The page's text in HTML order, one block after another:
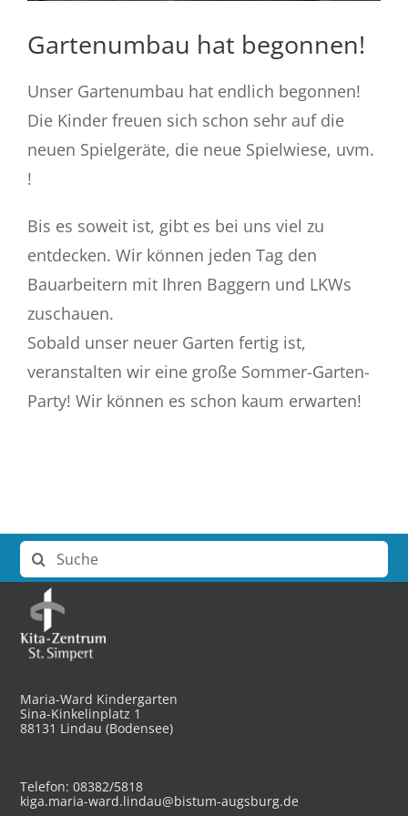
Gartenumbau hat begonnen!
Unser Gartenumbau hat endlich begonnen!
Die Kinder freuen sich schon sehr auf die
neuen Spielgeräte, die neue Spielwiese, uvm.
!
Bis es soweit ist, gibt es bei uns viel zu
entdecken. Wir können jeden Tag den
Bauarbeitern mit Ihren Baggern und LKWs
zuschauen.
Sobald unser neuer Garten fertig ist,
veranstalten wir eine große Sommer-Garten-
Party! Wir können es schon kaum erwarten!
Suche
nach:
Maria-Ward Kindergarten
Sina-Kinkelinplatz 1
88131 Lindau (Bodensee)
Telefon: 08382/5818
kiga.maria-ward.lindau@bistum-augsburg.de